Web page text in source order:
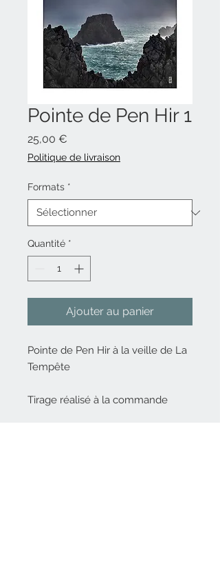
Pointe de Pen Hir 1
25,00 €
Politique de livraison
Formats *
Quantité *
Ajouter au panier
Pointe de Pen Hir à la veille de La
Tempête
Tirage réalisé à la commande